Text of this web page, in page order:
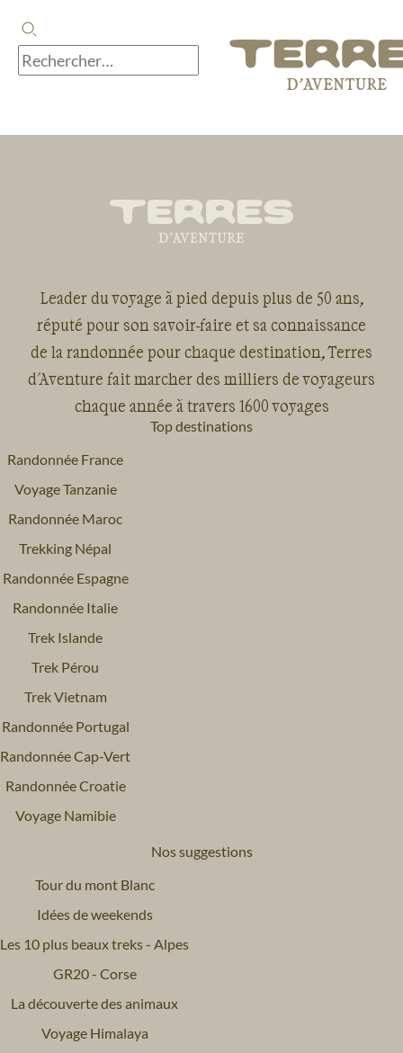
Leader du voyage à pied depuis plus de 50 ans,
réputé pour son savoir-faire et sa connaissance
de la randonnée pour chaque destination, Terres
d'Aventure fait marcher des milliers de voyageurs
chaque année à travers 1600 voyages
Top destinations
Randonnée France
Voyage Tanzanie
Randonnée Maroc
Trekking Népal
Randonnée Espagne
Randonnée Italie
Trek Islande
Trek Pérou
Trek Vietnam
Randonnée Portugal
Randonnée Cap-Vert
Randonnée Croatie
Voyage Namibie
Nos suggestions
Tour du mont Blanc
Idées de weekends
Les 10 plus beaux treks - Alpes
GR20 - Corse
La découverte des animaux
Voyage Himalaya